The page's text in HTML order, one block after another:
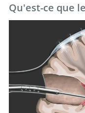
Qu'est-ce que